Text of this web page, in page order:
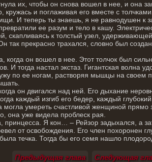
их, чтобы он снова вошел в нее, и она
и поглаживая его вместе с
И теперь ты знаешь, я не равнодушен к
ее разум и тело в кашу.
скапливаясь к толстый узел,
так прекрасно трахался, словно был
когда он вошел в нее. Этот толчок был
И тогда настал экстаз. Гигантская волна
по ее ногам, растворяя мышцы на своем
он двигался над ней. Его дыхание
каждый изгиб его бедер, каждый
могла умереть счастливой женщиной
она уже видела проблеск рая.
принцесса. Я кон… – Рейзор задыхался, а
от освобождения. Его член похоронен
течка. Тогда бы его семя нашло
Предыдущая глава Следующая